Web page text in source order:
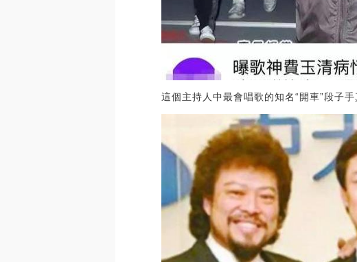
這個主持人中最會唱歌的知名“開車”段子